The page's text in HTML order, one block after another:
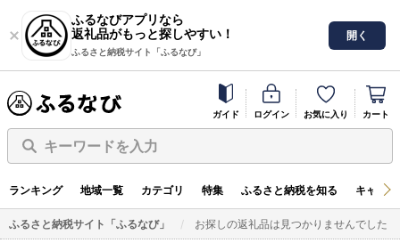
ふるなびアプリなら
返礼品がもっと探しやすい！
ふるさと納税サイト「ふるなび」
開く
ガイド ログイン お気に入り カート
キーワードを入力
ランキング 地域一覧 カテゴリ 特集 ふるさと納税を知る キャン
ふるさと納税サイト「ふるなび」 お探しの返礼品は見つかりませんでした